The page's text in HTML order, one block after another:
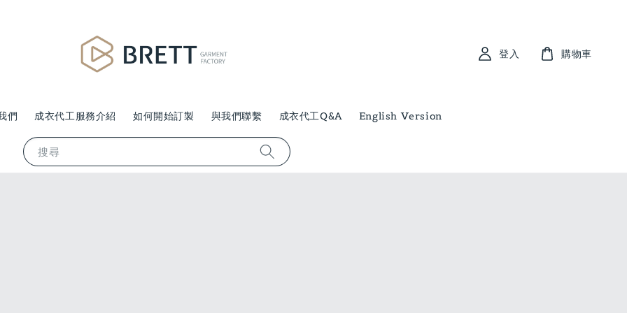
搜尋
們 成衣代工服務介紹 如何開始訂製 與我們聯繫 成衣代工Q&A English Version
登入 購物車